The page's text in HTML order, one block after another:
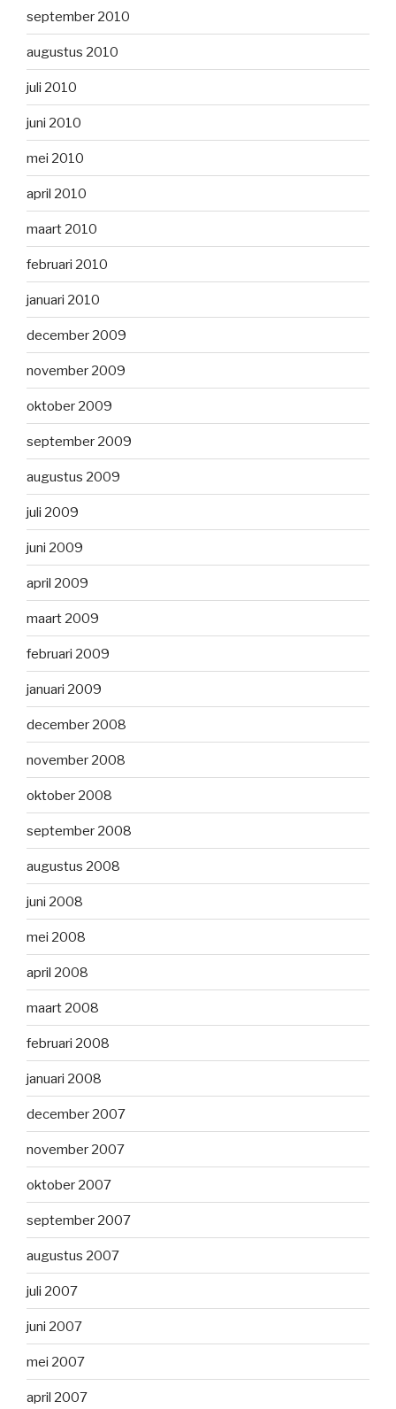
september 2010
augustus 2010
juli 2010
juni 2010
mei 2010
april 2010
maart 2010
februari 2010
januari 2010
december 2009
november 2009
oktober 2009
september 2009
augustus 2009
juli 2009
juni 2009
april 2009
maart 2009
februari 2009
januari 2009
december 2008
november 2008
oktober 2008
september 2008
augustus 2008
juni 2008
mei 2008
april 2008
maart 2008
februari 2008
januari 2008
december 2007
november 2007
oktober 2007
september 2007
augustus 2007
juli 2007
juni 2007
mei 2007
april 2007